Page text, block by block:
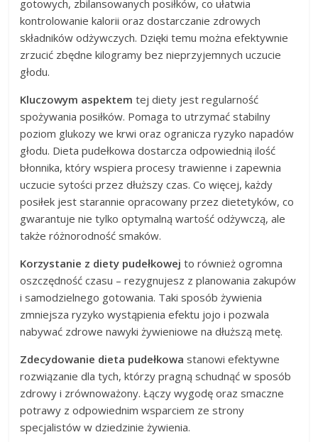
gotowych, zbilansowanych posiłków, co ułatwia
kontrolowanie kalorii oraz dostarczanie zdrowych
składników odżywczych. Dzięki temu można efektywnie
zrzucić zbędne kilogramy bez nieprzyjemnych uczucie
głodu.
Kluczowym aspektem tej diety jest regularność
spożywania posiłków. Pomaga to utrzymać stabilny
poziom glukozy we krwi oraz ogranicza ryzyko napadów
głodu. Dieta pudełkowa dostarcza odpowiednią ilość
błonnika, który wspiera procesy trawienne i zapewnia
uczucie sytości przez dłuższy czas. Co więcej, każdy
posiłek jest starannie opracowany przez dietetyków, co
gwarantuje nie tylko optymalną wartość odżywczą, ale
także różnorodność smaków.
Korzystanie z diety pudełkowej to również ogromna
oszczędność czasu – rezygnujesz z planowania zakupów
i samodzielnego gotowania. Taki sposób żywienia
zmniejsza ryzyko wystąpienia efektu jojo i pozwala
nabywać zdrowe nawyki żywieniowe na dłuższą metę.
Zdecydowanie dieta pudełkowa stanowi efektywne
rozwiązanie dla tych, którzy pragną schudnąć w sposób
zdrowy i zrównoważony. Łączy wygodę oraz smaczne
potrawy z odpowiednim wsparciem ze strony
specjalistów w dziedzinie żywienia.